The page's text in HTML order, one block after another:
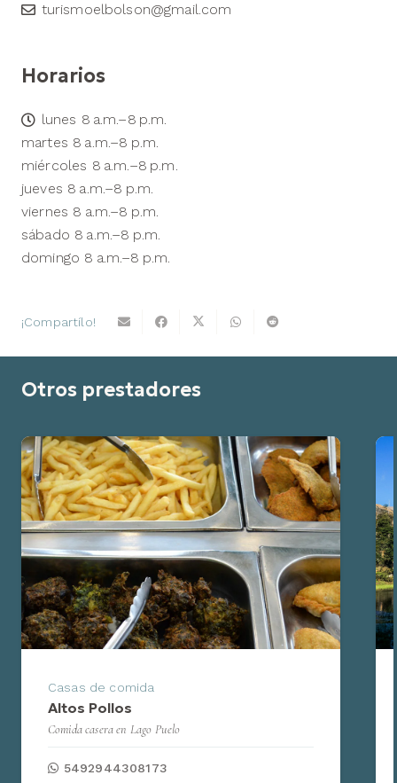
turismoelbolson@gmail.com
Horarios
lunes 8 a.m.–8 p.m.
martes 8 a.m.–8 p.m.
miércoles 8 a.m.–8 p.m.
jueves 8 a.m.–8 p.m.
viernes 8 a.m.–8 p.m.
sábado 8 a.m.–8 p.m.
domingo 8 a.m.–8 p.m.
¡Compartílo!
Otros prestadores
Casas de comida
Altos Pollos
Comida casera en Lago Puelo
5492944308173